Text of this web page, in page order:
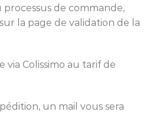
de commande,
la page de validation de la
via Colissimo au tarif de
un mail vous sera